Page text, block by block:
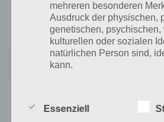
Installation wird Android 4.1 oder höher
Shred It!
Preis:
App für iPhone, iPad und
mehreren besonderen
Ausdruck der physischen,
genetischen, psychischen,
kulturellen oder sozialen
natürlichen Person sind,
kann.
b) betroffene Person
Essenziell